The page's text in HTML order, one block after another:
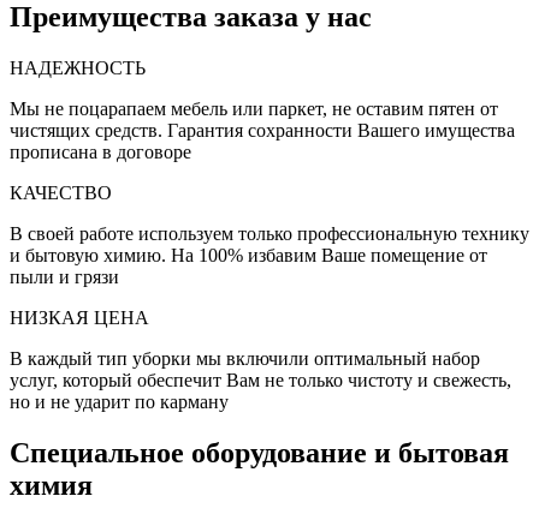
Преимущества заказа у нас
НАДЕЖНОСТЬ
Мы не поцарапаем мебель или паркет, не оставим пятен от
чистящих средств. Гарантия сохранности Вашего имущества
прописана в договоре
КАЧЕСТВО
В своей работе используем только профессиональную технику
и бытовую химию. На 100% избавим Ваше помещение от
пыли и грязи
НИЗКАЯ ЦЕНА
В каждый тип уборки мы включили оптимальный набор
услуг, который обеспечит Вам не только чистоту и свежесть,
но и не ударит по карману
Специальное оборудование и бытовая
химия